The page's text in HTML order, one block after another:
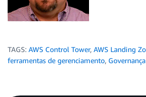
TAGS: AWS Control Tower, AWS Landing
ferramentas de gerenciamento,